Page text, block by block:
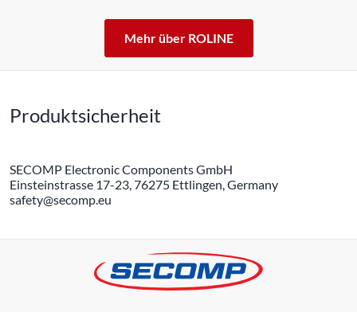
Mehr über ROLINE
Produktsicherheit
SECOMP Electronic Components GmbH
Einsteinstrasse 17-23, 76275 Ettlingen, Germany
safety@secomp.eu